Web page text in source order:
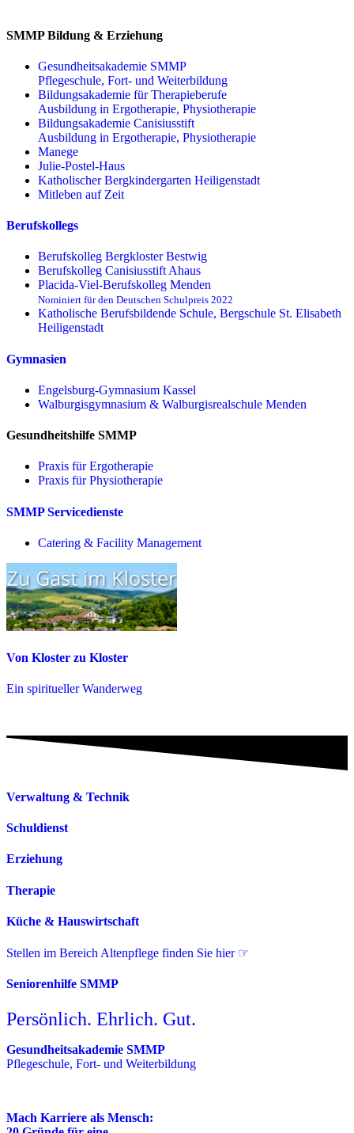
SMMP Bildung & Erziehung
Gesundheitsakademie SMMP
Pflegeschule, Fort- und Weiterbildung
Bildungsakademie für Therapieberufe
Ausbildung in Ergotherapie, Physiotherapie
Bildungsakademie Canisiusstift
Ausbildung in Ergotherapie, Physiotherapie
Manege
Julie-Postel-Haus
Katholischer Bergkindergarten Heiligenstadt
Mitleben auf Zeit
Berufskollegs
Berufskolleg Bergkloster Bestwig
Berufskolleg Canisiusstift Ahaus
Placida-Viel-Berufskolleg Menden
Nominiert für den Deutschen Schulpreis 2022
Katholische Berufsbildende Schule, Bergschule St. Elisabeth
Heiligenstadt
Gymnasien
Engelsburg-Gymnasium Kassel
Walburgisgymnasium & Walburgisrealschule Menden
Gesundheitshilfe SMMP
Praxis für Ergo­therapie
Praxis für Physio­therapie
SMMP Servicedienste
Catering & Facility Management
Von Kloster zu Kloster
Ein spiritueller Wanderweg
Verwaltung & Technik
Schuldienst
Erziehung
Therapie
Küche & Hauswirtschaft
Stellen im Bereich Altenpflege finden Sie hier ☞
Seniorenhilfe SMMP
Persönlich. Ehrlich. Gut.
Gesundheitsakademie SMMP
Pflegeschule, Fort- und Weiterbildung
Mach Karriere als Mensch: